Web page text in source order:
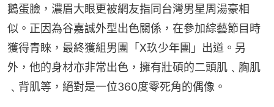
鵝蛋臉，濃眉大眼更被網友指同台灣男星周湯豪相
似。正因為谷嘉誠外型出色關係，在參加綜藝節目時
獲得青睞，最終獲組男團「X玖少年團」出道。另
外，他的身材亦非常出色，擁有壯碩的二頭肌﹑胸肌
﹑背肌等，絕對是一位360度零死角的偶像。